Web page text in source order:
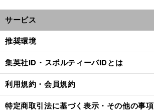
サービス
推奨環境
集英社ID・スポルティーバIDとは
利用規約・会員規約
特定商取引法に基づく表示・その他の事項